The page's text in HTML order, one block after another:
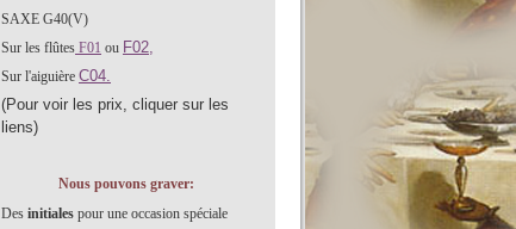
SAXE G40(V)
Sur les flûtes F01 ou F02,
Sur l'aiguière C04.
(Pour voir les prix, cliquer sur les
liens)
Nous pouvons graver:
Des initiales pour une occasion spéciale